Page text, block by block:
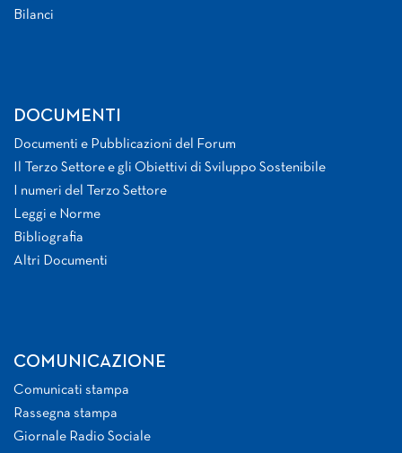
Bilanci
DOCUMENTI
Documenti e Pubblicazioni del Forum
Il Terzo Settore e gli Obiettivi di Sviluppo Sostenibile
I numeri del Terzo Settore
Leggi e Norme
Bibliografia
Altri Documenti
COMUNICAZIONE
Comunicati stampa
Rassegna stampa
Giornale Radio Sociale